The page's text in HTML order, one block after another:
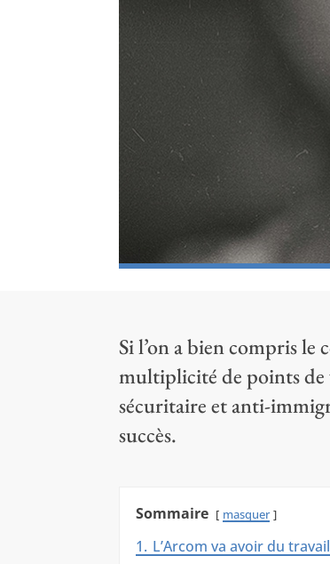
Si l’on a bien compris le
multiplicité de points de
sécuritaire et anti-
succès.
Sommaire masquer
1. L’Arcom va avoir du